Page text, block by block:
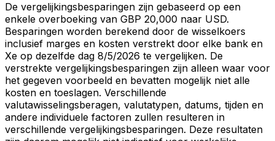
De vergelijkingsbesparingen zijn gebaseerd op een
enkele overboeking van GBP 20,000 naar USD.
Besparingen worden berekend door de wisselkoers
inclusief marges en kosten verstrekt door elke bank en
Xe op dezelfde dag 8/5/2026 te vergelijken. De
verstrekte vergelijkingsbesparingen zijn alleen waar voor
het gegeven voorbeeld en bevatten mogelijk niet alle
kosten en toeslagen. Verschillende
valutawisselingsberagen, valutatypen, datums, tijden en
andere individuele factoren zullen resulteren in
verschillende vergelijkingsbesparingen. Deze resultaten